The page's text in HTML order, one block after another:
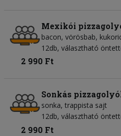
Mexikói
bacon, vörösbab,
12db, választható
2 990 Ft
Sonkás
sonka, trappista sajt
12db, választható
2 990 Ft